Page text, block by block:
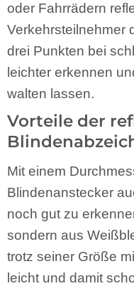
oder Fahrrädern
Verkehrsteilnehmer
drei Punkten bei
leichter erkennen
walten lassen.
Vorteile der
Mit einem
Blindenanstecker
noch gut zu
sondern aus
trotz seiner Größe
leicht und damit